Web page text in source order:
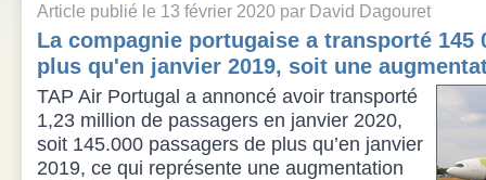
Article publié le 13 février 2020 par David Dagouret
La compagnie portugaise a transporté 145
plus qu'en janvier 2019, soit une
TAP Air Portugal a annoncé avoir transporté
1,23 million de passagers en janvier 2020,
soit 145.000 passagers de plus qu’en janvier
2019, ce qui représente une augmentation